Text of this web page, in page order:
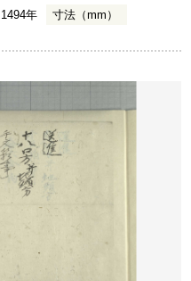
1494年
寸法（mm）